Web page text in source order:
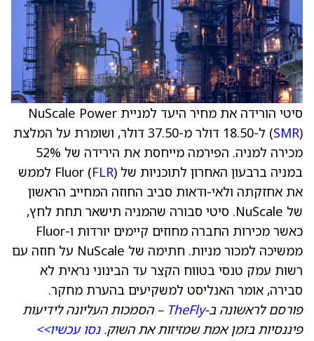
סיטי הורידה את מחיר היעד למניית NuScale Power
(SMR
) ל-18.50 דולר מ-37.50 דולר, ושומרת על המלצת
מכירה למניה. הפירמה מייחסת את הירידה של 52%
במניה ברבעון האחרון לתוכניות של Fluor ( FLR
) לממש
את אחזקתה ולאי-ודאות סביב החוזה המחייב הראשון
של NuScale. סיטי סבורה שהמניה תישאר תחת לחץ,
כאשר מכירות החברה מחוזים קיימים יורדות ו-Fluor
ממשיכה למכור מניות. חתימה של NuScale על חוזה עם
רשות עמק טנסי בטווח הקצר עד הבינוני נראית לא
סבירה, אומר האנליסט למשקיעים בהערת מחקר.
פורסם לראשונה ב-TheFly – הסמכות העליונה לידיעות
פיננסיות בזמן אמת שמזיזות את השוק.נסו עכשיו>>